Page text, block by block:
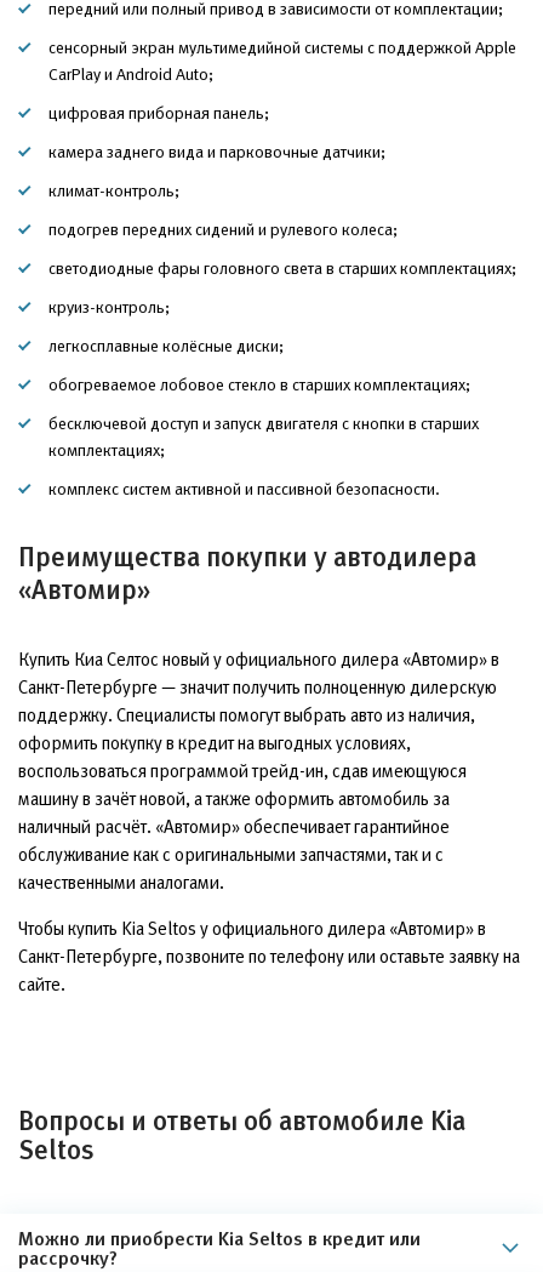
передний или полный привод в зависимости от комплектации;
сенсорный экран мультимедийной системы с поддержкой Apple
CarPlay и Android Auto;
цифровая приборная панель;
камера заднего вида и парковочные датчики;
климат-контроль;
подогрев передних сидений и рулевого колеса;
светодиодные фары головного света в старших комплектациях;
круиз-контроль;
легкосплавные колёсные диски;
обогреваемое лобовое стекло в старших комплектациях;
бесключевой доступ и запуск двигателя с кнопки в старших
комплектациях;
комплекс систем активной и пассивной безопасности.
Преимущества покупки у автодилера
«Автомир»
Купить Киа Селтос новый у официального дилера «Автомир» в
Санкт-Петербурге — значит получить полноценную дилерскую
поддержку. Специалисты помогут выбрать авто из наличия,
оформить покупку в кредит на выгодных условиях,
воспользоваться программой трейд-ин, сдав имеющуюся
машину в зачёт новой, а также оформить автомобиль за
наличный расчёт. «Автомир» обеспечивает гарантийное
обслуживание как с оригинальными запчастями, так и с
качественными аналогами.
Чтобы купить Kia Seltos у официального дилера «Автомир» в
Санкт-Петербурге, позвоните по телефону или оставьте заявку на
сайте.
Вопросы и ответы об автомобиле Kia
Seltos
Можно ли приобрести Kia Seltos в кредит или
рассрочку?